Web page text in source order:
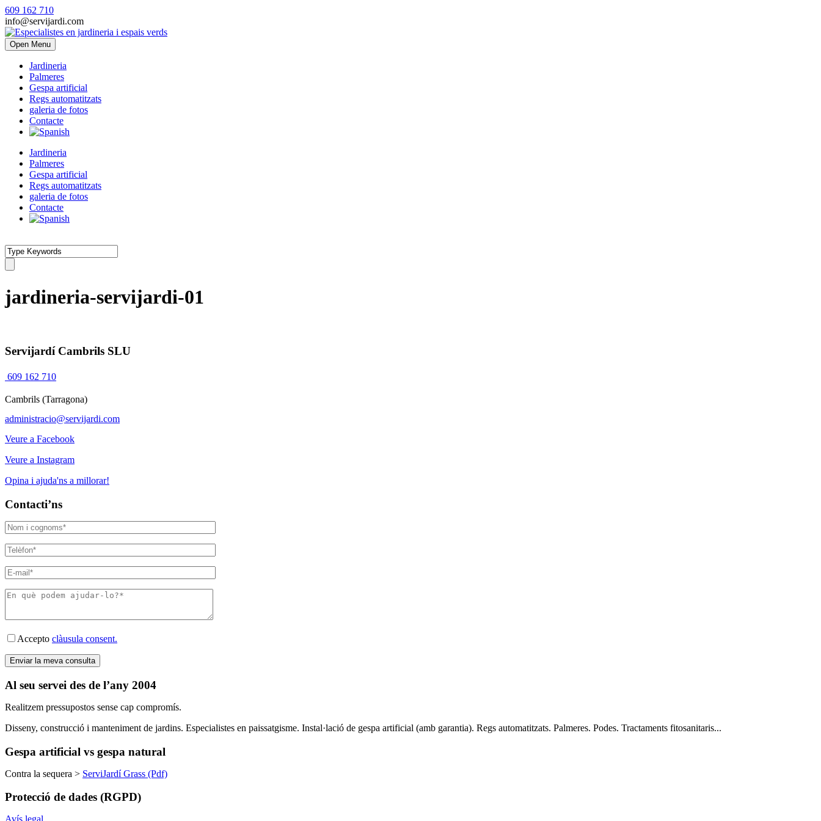
609 162 710
info@servijardi.com
Open Menu
Jardineria
Palmeres
Gespa artificial
Regs automatitzats
galeria de fotos
Contacte
Jardineria
Palmeres
Gespa artificial
Regs automatitzats
galeria de fotos
Contacte
jardineria-servijardi-01
Servijardí Cambrils SLU
609 162 710
Cambrils (Tarragona)
administracio@servijardi.com
Veure a Facebook
Veure a Instagram
Opina i ajuda'ns a millorar!
Contacti’ns
Accepto clàusula consent.
Al seu servei des de l’any 2004
Realitzem pressupostos sense cap compromís.
Disseny, construcció i manteniment de jardins. Especialistes en paissatgisme. Instal·lació de gespa artificial (amb garantia). Regs automatitzats. Palmeres. Podes. Tractaments fitosanitaris...
Gespa artificial vs gespa natural
Contra la sequera > ServiJardí Grass (Pdf)
Protecció de dades (RGPD)